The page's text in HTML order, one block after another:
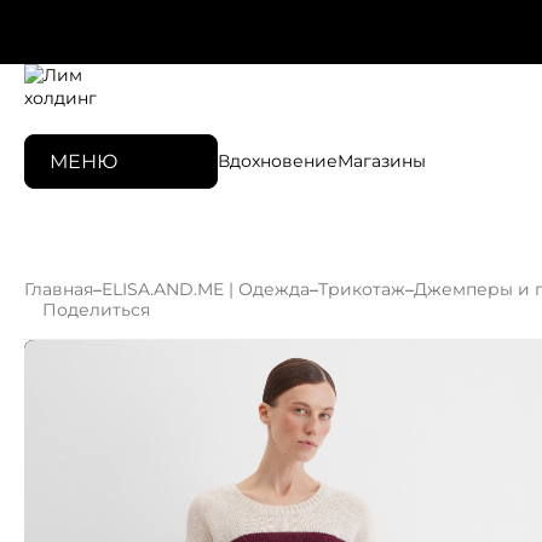
МЕНЮ ВдохновениеМагазины
Главная–ELISA.AND.ME | Одежда–Трикотаж–Джемперы и
Поделиться